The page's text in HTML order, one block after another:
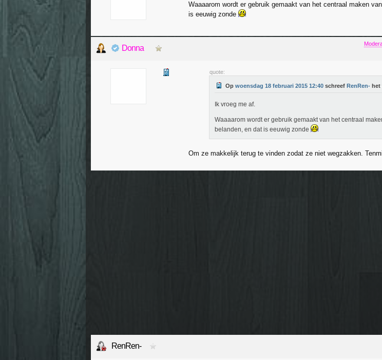
Waaaarom wordt er gebruik gemaakt van het centraal maken
is eeuwig zonde
Donna
quote:
Op woensdag 18 februari 2015 12:40 schreef RenRen- het
Ik vroeg me af.
Waaaarom wordt er gebruik gemaakt van het centraal
belanden, en dat is eeuwig zonde
Om ze makkelijk terug te vinden zodat ze niet wegzakken.
RenRen-